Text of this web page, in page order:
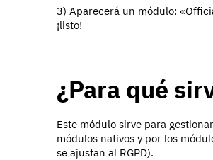
3) Aparecerá un módulo:
¡listo!
¿Para qué
Este módulo sirve para
módulos nativos y por los
se ajustan al RGPD).